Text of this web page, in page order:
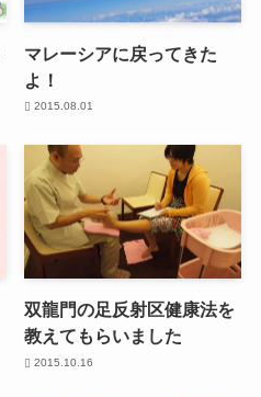
マレーシアに戻ってきた
よ！
2015.08.01
双龍門の足反射区健康法を
教えてもらいました
2015.10.16